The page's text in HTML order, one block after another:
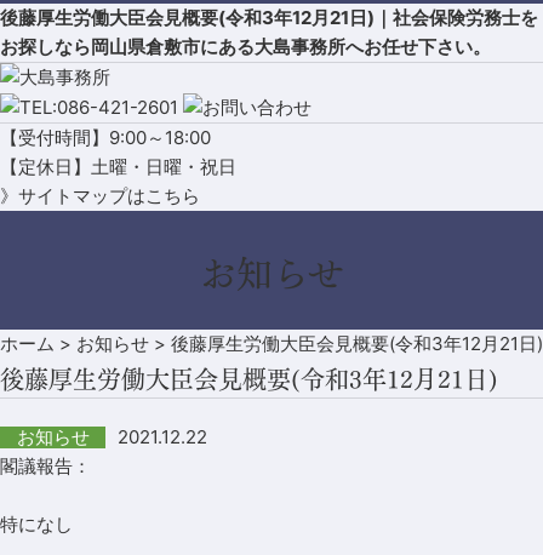
後藤厚生労働大臣会見概要(令和3年12月21日)｜社会保険労務士を
お探しなら岡山県倉敷市にある大島事務所へお任せ下さい。
【受付時間】9:00～18:00
【定休日】土曜・日曜・祝日
》サイトマップはこちら
お知らせ
ホーム > お知らせ > 後藤厚生労働大臣会見概要(令和3年12月21日)
後藤厚生労働大臣会見概要(令和3年12月21日)
お知らせ
2021.12.22
閣議報告：
特になし